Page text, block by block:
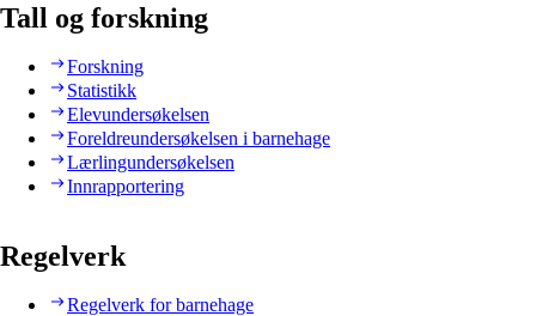
Tall og forskning
Forskning
Statistikk
Elevundersøkelsen
Foreldreundersøkelsen i barnehage
Lærlingundersøkelsen
Innrapportering
Regelverk
Regelverk for barnehage